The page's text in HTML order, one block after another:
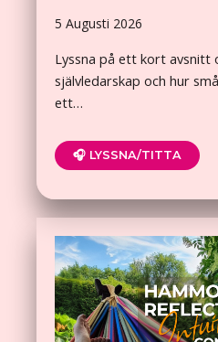
5 Augusti 2026
Lyssna på ett kort avsnitt
självledarskap och hur
ett…
🎧 LYSSNA/TITTA